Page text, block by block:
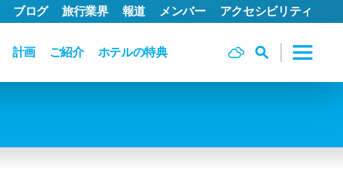
計画 ご紹介 ホテルの特典
ブログ 旅行業界 報道 メンバー アクセシビリティ